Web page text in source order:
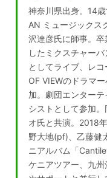
神奈川県出身。14歳
AN ミュージックス
沢達彦氏に師事。
したミクスチャー
としてライブ、レ
OF VIEWのドラマ
加。劇団エンター
シストとして参加
オ氏と共演。2018
野大地(pf)、乙藤健
ニアルバム「
ケニアツアー、九